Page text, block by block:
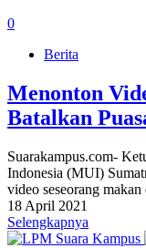
0
Berita
Menonton
Batalkan
Suarakampus.com-
Indonesia (MUI)
video seseorang
18 April 2021
Selengkapnya